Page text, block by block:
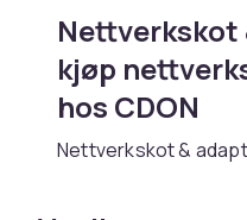
Nettverkskot
kjøp
hos CDON
Nettverkskot &